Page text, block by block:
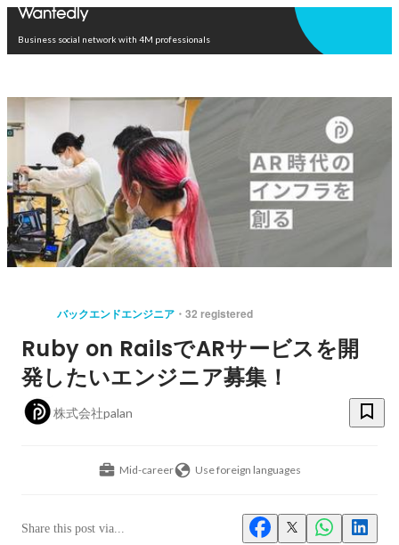
Business social network with 4M professionals
バックエンドエンジニア 32 registered
Ruby on RailsでARサービスを開
発したいエンジニア募集！
株式会社palan
Mid-career Use foreign languages
Share this post via...